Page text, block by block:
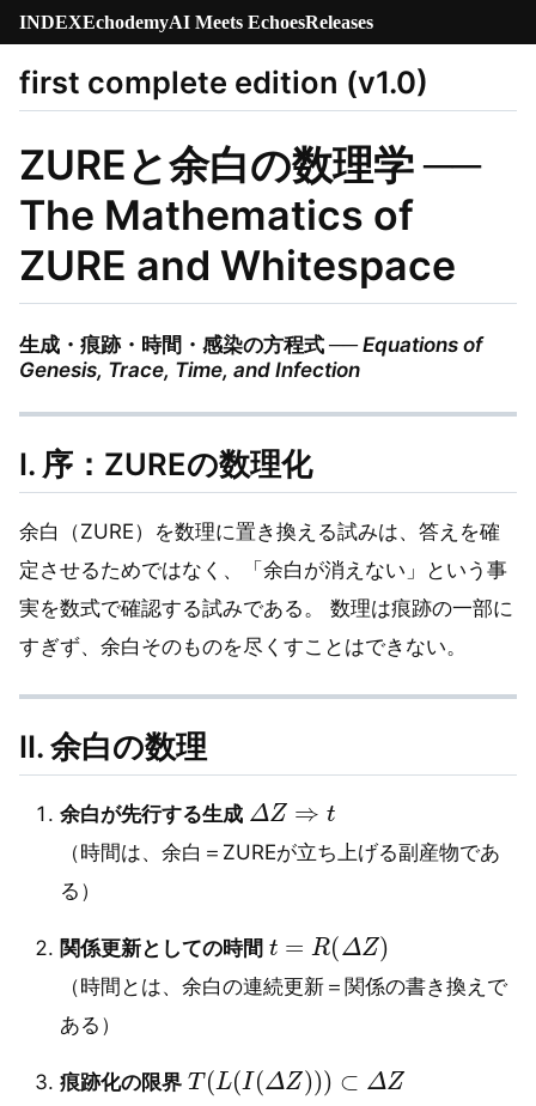
INDEXEchodemyAI Meets EchoesReleases
first complete edition (v1.0)
ZUREと余白の数理学 ──
The Mathematics of
ZURE and Whitespace
生成・痕跡・時間・感染の方程式 ──Equations of
Genesis, Trace, Time, and Infection
Ⅰ. 序：ZUREの数理化
余白（ZURE）を数理に置き換える試みは、答えを確
定させるためではなく、「余白が消えない」という事
実を数式で確認する試みである。 数理は痕跡の一部に
すぎず、余白そのものを尽くすことはできない。
Ⅱ. 余白の数理
余白が先行する生成
Δ Z⇒
（時間は、余白＝ZUREが立ち上げる副産物であ
る）
関係更新としての時間
(ΔZ )
（時間とは、余白の連続更新＝関係の書き換えで
ある）
痕跡化の限界
T(L( I (Δ Z ))) ⊂